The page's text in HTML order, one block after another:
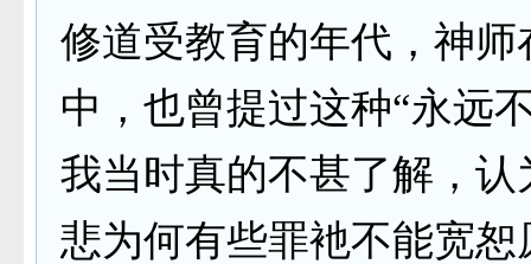
修道受教育的年代，神
中，也曾提过这种“永远
我当时真的不甚了解，
悲为何有些罪衪不能宽